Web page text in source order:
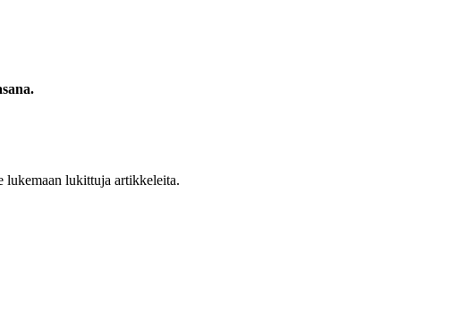
lukemaan lukittuja artikkeleita.